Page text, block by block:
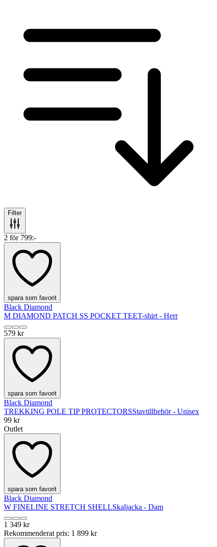
Filter
2 för 799:-
spara som favorit
Black Diamond
M DIAMOND PATCH SS POCKET TEET-shirt - Herr
579 kr
spara som favorit
Black Diamond
TREKKING POLE TIP PROTECTORSStavtillbehör - Unisex
99 kr
Outlet
spara som favorit
Black Diamond
W FINELINE STRETCH SHELLSkaljacka - Dam
1 349 kr
Rekommenderat pris: 1 899 kr